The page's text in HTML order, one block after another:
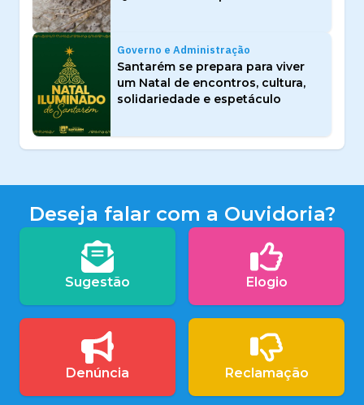
Governo e Administração
Santarém se prepara para viver
um Natal de encontros, cultura,
solidariedade e espetáculo
Deseja falar com a Ouvidoria?
Sugestão Elogio
Denúncia Reclamação